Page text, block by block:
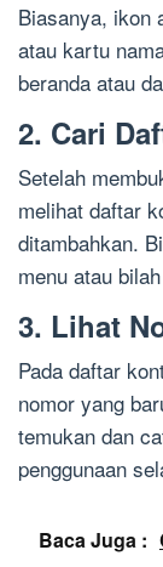
Biasanya, ikon
atau kartu
beranda atau
2. Cari
Setelah
melihat daftar
ditambahkan.
menu atau
3. Lihat
Pada daftar
nomor yang
temukan dan
penggunaan
Baca Juga :